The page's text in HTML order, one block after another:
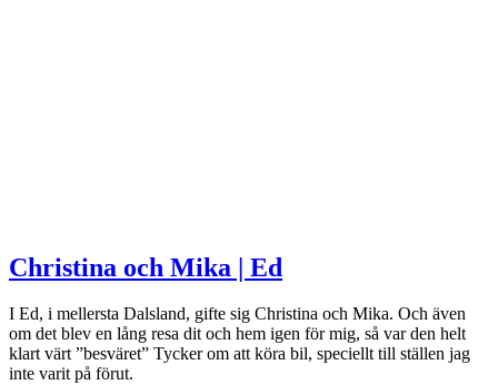
Christina och Mika | Ed
I Ed, i mellersta Dalsland, gifte sig Christina och Mika. Och även
om det blev en lång resa dit och hem igen för mig, så var den helt
klart värt ”besväret” Tycker om att köra bil, speciellt till ställen jag
inte varit på förut.